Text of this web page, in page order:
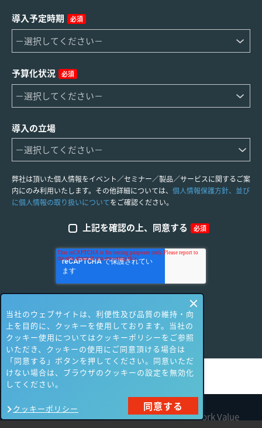
導入予定時期 必須
予算化状況 必須
導入の立場
弊社は頂いた個人情報をイベント／セミナー／製品／サービスに関するご案
内にのみ利用いたします。その他詳細については、 個人情報保護方針、並び
に個人情報の取り扱いについてをご確認ください。
上記を確認の上、同意する 必須
All contents are Copyright © 1990-2026 Network Value
当社のウェブサイトは、利便性及び品質の維持・向
上を目的に、クッキーを使用しております。当社の
クッキー使用についてはクッキーポリシーをご参照
いただき、クッキーの使用にご同意頂ける場合は
「同意する」ボタンを押してください。同意いただ
けない場合は、ブラウザのクッキーの設定を無効化
してください。
クッキーポリシー 同意する